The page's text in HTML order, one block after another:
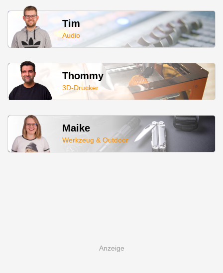
Tim
Audio
Thommy
3D-Drucker
Maike
Werkzeug & Outdoor